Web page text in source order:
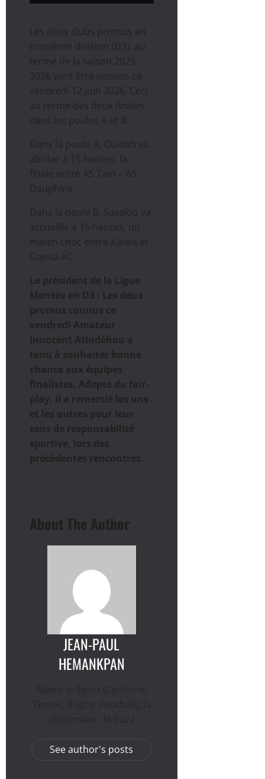
Les deux clubs promus en
troisième division (D3), au
terme de la saison 2025-
2026 vont être connus ce
vendredi 12 juin 2026. Ceci
au terme des deux finales
dans les poules A et B.
Dans la poule A, Ouidah va
abriter à 15 heures, la
finale entre AS Tam – AS
Dauphins.
Dans la poule B, Savalou va
accueillir à 15 heures, un
match choc entre Kalala et
Gamia AC.
Le président de la Ligue
Montée en D3 : Les deux
promus connus ce
vendredi Amateur
Innocent Atindéhou a
tenu à souhaiter bonne
chance aux équipes
finalistes. Adepte du fair-
play, il a remercié les uns
et les autres pour leur
sens de responsabilité
sportive, lors des
précédentes rencontres.
About The Author
JEAN-PAUL
HEMANKPAN
See author's posts